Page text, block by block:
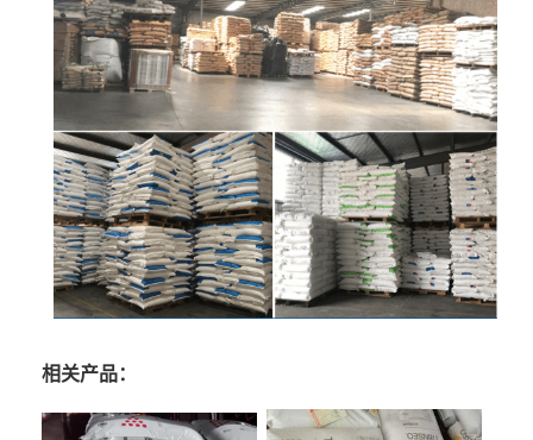
相关产品：